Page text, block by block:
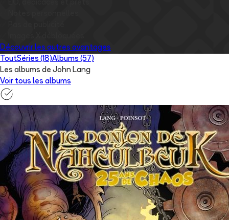
Découvrir les autres avantages
ToutSéries (18)Albums (57)
Les albums de John Lang
Voir tous les albums